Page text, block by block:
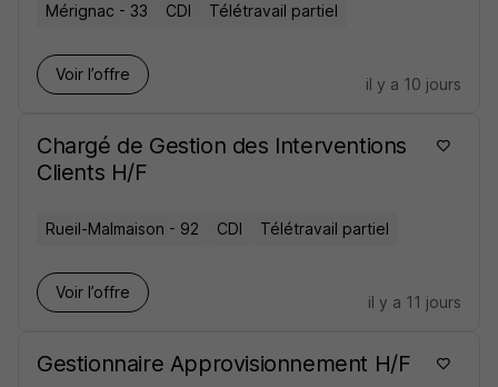
Mérignac - 33 CDI Télétravail partiel
Voir l’offre
il y a 10 jours
Chargé de Gestion des Interventions
Clients H/F
Rueil-Malmaison - 92 CDI Télétravail partiel
Voir l’offre
il y a 11 jours
Gestionnaire Approvisionnement H/F